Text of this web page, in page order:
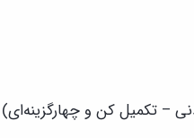
– تکمیل کن و چهارگزینه‌ای)